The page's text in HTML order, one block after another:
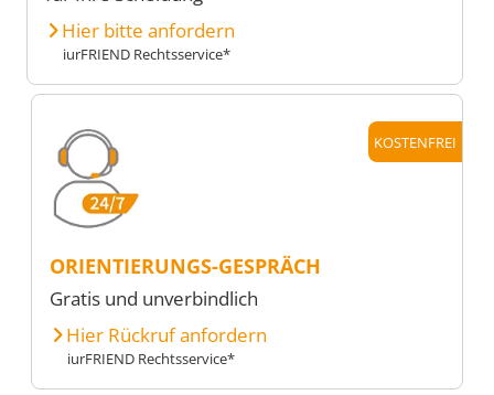
Hier bitte anfordern
iurFRIEND Rechtsservice*
KOSTENFREI
ORIENTIERUNGS-GESPRÄCH
Gratis und unverbindlich
Hier Rückruf anfordern
iurFRIEND Rechtsservice*